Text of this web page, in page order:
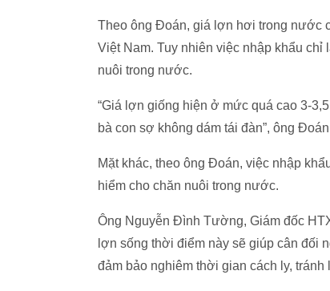
Theo ông Đoán, giá lợn hơi trong nước
Việt Nam. Tuy nhiên việc nhập khẩu
nuôi trong nước.
“Giá lợn giống hiện ở mức quá cao 3-
bà con sợ không dám tái đàn”, ông
Mặt khác, theo ông Đoán, việc nhập
hiểm cho chăn nuôi trong nước.
Ông Nguyễn Đình Tường, Giám đốc
lợn sống thời điểm này sẽ giúp cân đối
đảm bảo nghiêm thời gian cách ly,